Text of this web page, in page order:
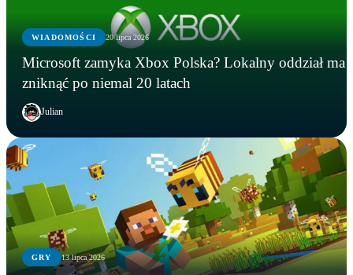
WIADOMOŚCI 20 lipca 2026
Microsoft zamyka Xbox Polska? Lokalny oddział ma
zniknąć po niemal 20 latach
Julian
GRY 13 lipca 2026